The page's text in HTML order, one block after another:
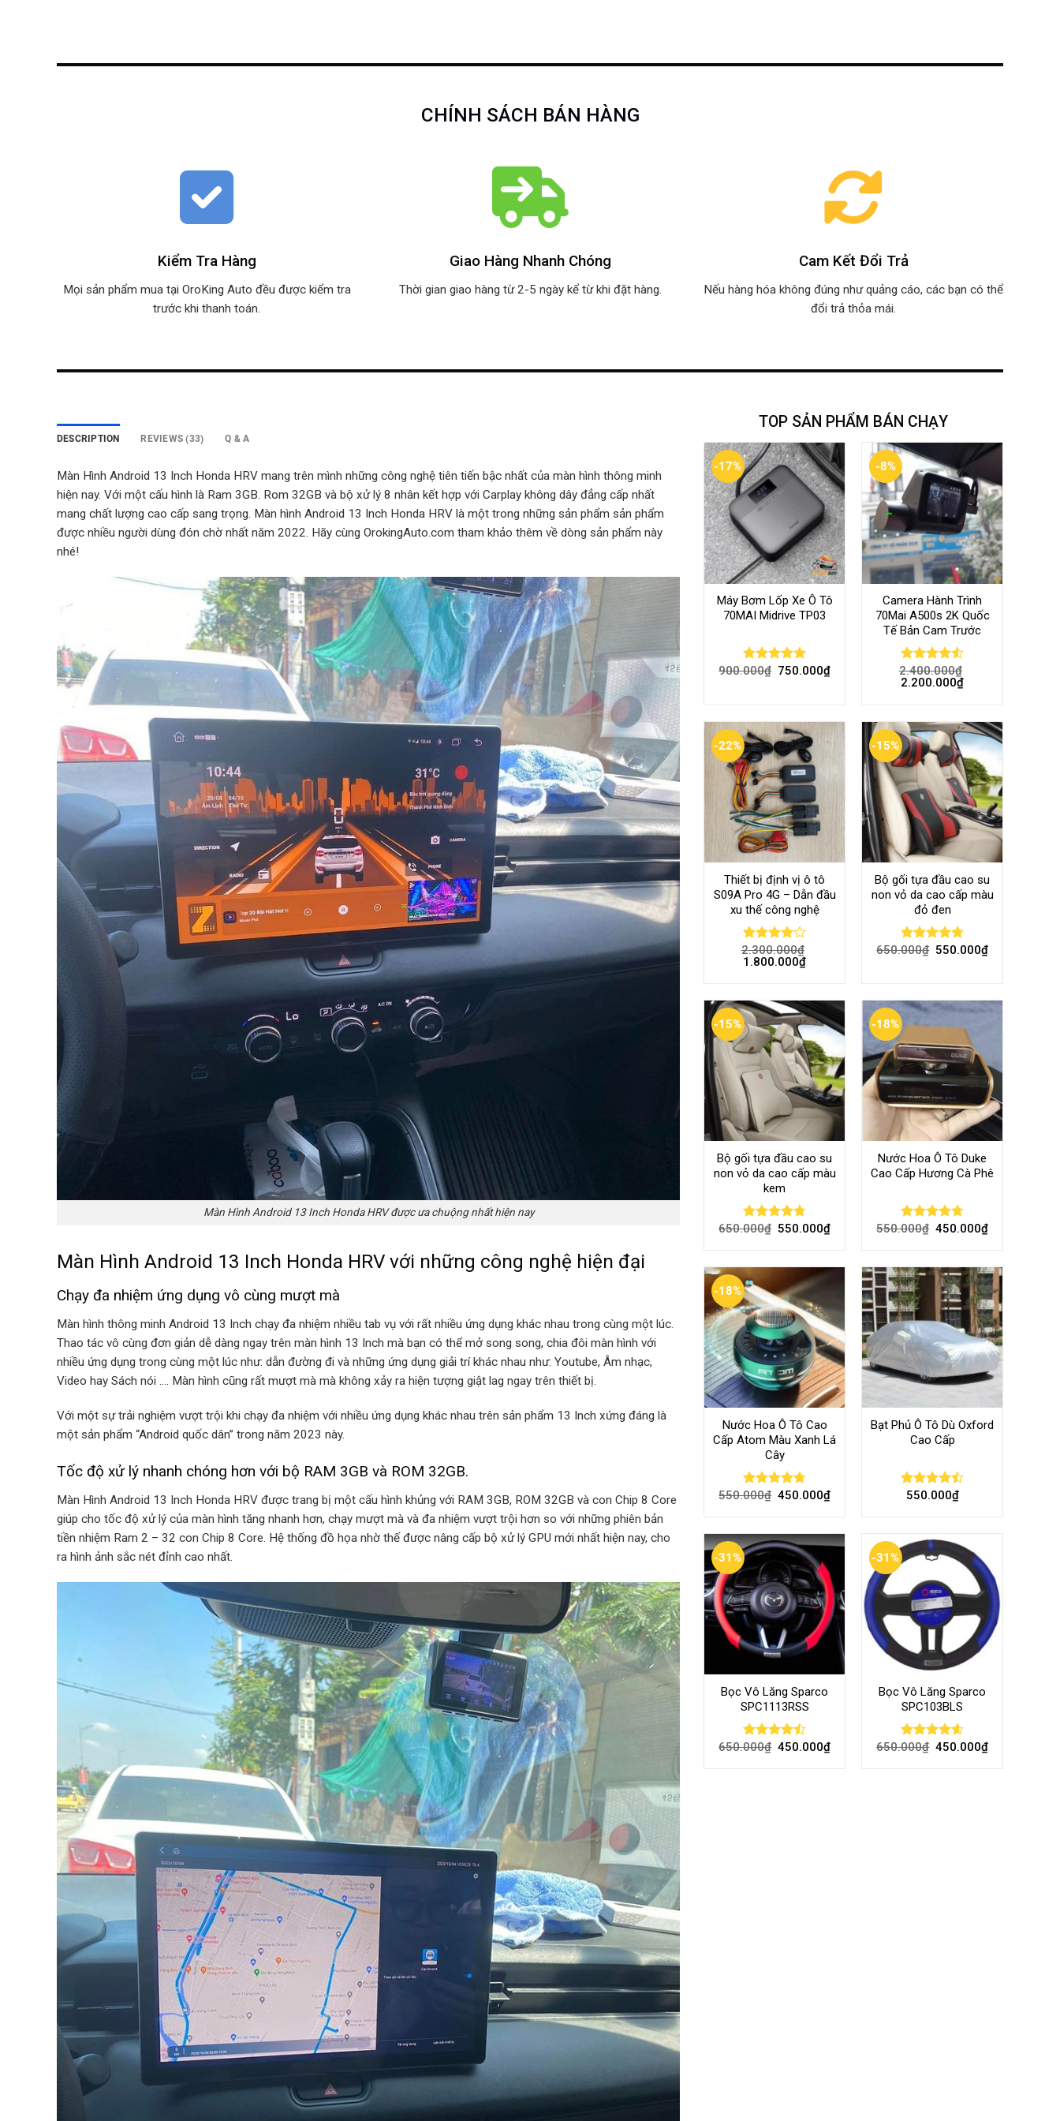
CHÍNH SÁCH BÁN HÀNG
Kiểm Tra Hàng
Mọi sản phẩm mua tại OroKing Auto đều được kiểm tra
trước khi thanh toán.
Giao Hàng Nhanh Chóng
Thời gian giao hàng từ 2-5 ngày kể từ khi đặt hàng.
Cam Kết Đổi Trả
Nếu hàng hóa không đúng như quảng cáo, các bạn có thể
đổi trả thỏa mái.
DESCRIPTION REVIEWS (33) Q & A
Màn Hình Android 13 Inch Honda HRV mang trên mình những công nghệ tiên tiến bậc nhất của màn hình thông minh
hiện nay. Với một cấu hình là Ram 3GB. Rom 32GB và bộ xử lý 8 nhân kết hợp với Carplay không dây đẳng cấp nhất
mang chất lượng cao cấp sang trọng. Màn hình Android 13 Inch Honda HRV là một trong những sản phẩm sản phẩm
được nhiều người dùng đón chờ nhất năm 2022. Hãy cùng OrokingAuto.com tham khảo thêm về dòng sản phẩm này
nhé!
Màn Hình Android 13 Inch Honda HRV được ưa chuộng nhất hiện nay
Màn Hình Android 13 Inch Honda HRV với những công nghệ hiện đại
Chạy đa nhiệm ứng dụng vô cùng mượt mà
Màn hình thông minh Android 13 Inch chạy đa nhiệm nhiều tab vụ với rất nhiều ứng dụng khác nhau trong cùng một lúc.
Thao tác vô cùng đơn giản dễ dàng ngay trên màn hình 13 Inch mà bạn có thể mở song song, chia đôi màn hình với
nhiều ứng dụng trong cùng một lúc như: dẫn đường đi và những ứng dụng giải trí khác nhau như: Youtube, Âm nhạc,
Video hay Sách nói …. Màn hình cũng rất mượt mà mà không xảy ra hiện tượng giật lag ngay trên thiết bị.
Với một sự trải nghiệm vượt trội khi chạy đa nhiệm với nhiều ứng dụng khác nhau trên sản phẩm 13 Inch xứng đáng là
một sản phẩm “Android quốc dân” trong năm 2023 này.
Tốc độ xử lý nhanh chóng hơn với bộ RAM 3GB và ROM 32GB.
Màn Hình Android 13 Inch Honda HRV được trang bị một cấu hình khủng với RAM 3GB, ROM 32GB và con Chip 8 Core
giúp cho tốc độ xử lý của màn hình tăng nhanh hơn, chạy mượt mà và đa nhiệm vượt trội hơn so với những phiên bản
tiền nhiệm Ram 2 – 32 con Chip 8 Core. Hệ thống đồ họa nhờ thế được nâng cấp bộ xử lý GPU mới nhất hiện nay, cho
ra hình ảnh sắc nét đỉnh cao nhất.
TOP SẢN PHẨM BÁN CHẠY
-17%
Máy Bơm Lốp Xe Ô Tô
70MAI Midrive TP03
Rated 5.00
900.000₫ 750.000₫
-8%
Camera Hành Trình
70Mai A500s 2K Quốc
Tế Bản Cam Trước
Rated4.56
out of 5
2.400.000₫
2.200.000₫
-22%
Thiết bị định vị ô tô
S09A Pro 4G – Dẫn đầu
xu thế công nghệ
Rated
4.00out
2.300.000₫
1.800.000₫
-15%
Bộ gối tựa đầu cao su
non vỏ da cao cấp màu
đỏ đen
Rated4.80
650.000₫ 550.000₫
-15%
Bộ gối tựa đầu cao su
non vỏ da cao cấp màu
kem
Rated4.70
650.000₫ 550.000₫
-18%
Nước Hoa Ô Tô Duke
Cao Cấp Hương Cà Phê
Rated4.70
550.000₫ 450.000₫
-18%
Nước Hoa Ô Tô Cao
Cấp Atom Màu Xanh Lá
Cây
Rated4.70
550.000₫ 450.000₫
Bạt Phủ Ô Tô Dù Oxford
Cao Cấp
Rated
550.000₫
-31%
Bọc Vô Lăng Sparco
SPC1113RSS
Rated
650.000₫ 450.000₫
-31%
Bọc Vô Lăng Sparco
SPC103BLS
Rated4.57
650.000₫ 450.000₫